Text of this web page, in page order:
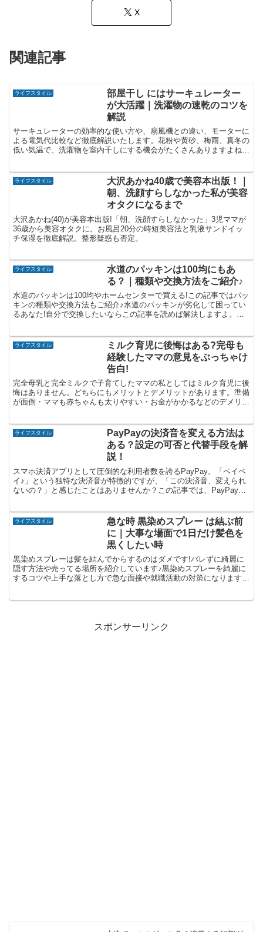
X
関連記事
ライフスタイル
部屋干し にはサーキュレーター
が大活躍｜洗濯物の速乾のコツを
解説
サーキュレーターの効率的な使い方や、扇風機との違い、モーターに
よる電気代比較など徹底解説いたします。花粉や黄砂、梅雨、真冬の
低い気温で、洗濯物を室内干しにする機会がたくさんありますよね。
ライフスタイル
大沢あかね40歳で美容本出版！｜
朝、洗顔すらしなかった私が美容
オタクになるまで
大沢あかね(40)が美容本出版!「朝、洗顔すらしなかった」3児ママが
36歳から美容オタクに。お風呂20分の時短美容法と乳液サンドイッ
チ保湿を徹底解説。整形疑惑も否定。
ライフスタイル
水道のパッキンは100均にもあ
る？｜種類や交換方法をご紹介♪
水道のパッキンは100均やホームセンターで買える!この記事ではパッ
キンの種類や交換方法もご紹介♪水道のパッキンが劣化して困ってい
るあなた!自分で交換したいならこの記事を読めば解決しますよ。パ
ライフスタイル
ミルク育児に後悔はある?完母も
経験したママの意見をぶっちゃけ
告白!
完全母乳と完全ミルクで子育てしたママの私としてはミルク育児に後
悔はありません。どちらにもメリットとデメリットがあります。準備
が面倒・ママも赤ちゃんも太りやすい・お金がかかるなどのデメリッ
ライフスタイル
PayPayの決済音を変える方法は
ある？設定の可否と代替手段を解
説！
スマホ決済アプリとして圧倒的な利用者数を誇るPayPay。「ペイペ
イ♪」という独特な決済音が特徴的ですが、「この決済音、変えられ
ないの？」と感じたことはありませんか？この記事では、PayPayの
ライフスタイル
急な時 黒染めスプレー は結ぶ前
に｜大事な場面で1日だけ髪色を
黒くしたい時
黒染めスプレーは髪を結んでからするのはダメです!バレずに綺麗に
隠す方法や売ってる場所を紹介しています♪黒染めスプレーを綺麗に
するコツや上手な落とし方で急な面接や就職活動の対策になります♪
スポンサーリンク